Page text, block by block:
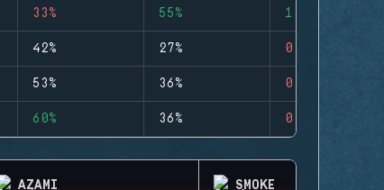
33% 55% 1
42% 27% 0
53% 36% 0
60% 36% 0
AZAMI SMOKE